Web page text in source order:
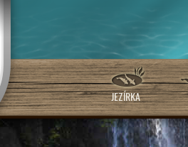
JEZÍRKA